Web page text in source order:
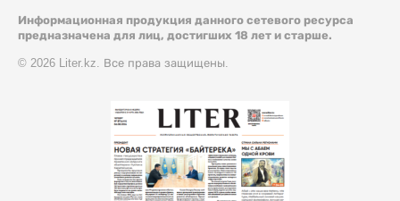
Информационная продукция данного сетевого ресурса
предназначена для лиц, достигших 18 лет и старше.
© 2026 Liter.kz. Все права защищены.